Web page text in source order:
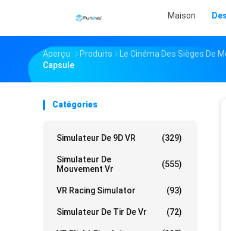
Maison
Aperçu Produits Le Cinéma Des Sièges De
Capsule
Catégories
Simulateur De 9D VR (329)
Simulateur De
Mouvement Vr
(555)
VR Racing Simulator (93)
Simulateur De Tir De Vr (72)